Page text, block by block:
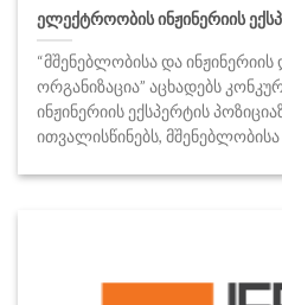
ელექტროობის ინჟინერიის
“მშენებლობისა და
ორგანიზაცია” აცხადებს
ინჟინერიის ექსპერტის
ითვალისწინებს, მშენებლობისა